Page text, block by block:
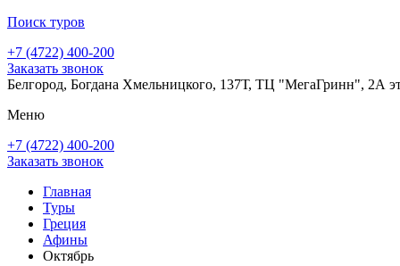
Поиск туров
+7 (4722) 400-200
Заказать звонок
Белгород, Богдана Хмельницкого, 137Т, ТЦ "МегаГринн", 2А
Меню
+7 (4722) 400-200
Заказать звонок
Главная
Туры
Греция
Афины
Октябрь